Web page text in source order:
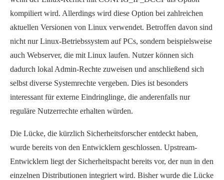
kompiliert wird. Allerdings wird diese Option bei zahlreichen
aktuellen Versionen von Linux verwendet. Betroffen davon sind
nicht nur Linux-Betriebssystem auf PCs, sondern beispielsweise
auch Webserver, die mit Linux laufen. Nutzer können sich
dadurch lokal Admin-Rechte zuweisen und anschließend sich
selbst diverse Systemrechte vergeben. Dies ist besonders
interessant für externe Eindringlinge, die anderenfalls nur
reguläre Nutzerrechte erhalten würden.
Die Lücke, die kürzlich Sicherheitsforscher entdeckt haben,
wurde bereits von den Entwicklern geschlossen. Upstream-
Entwicklern liegt der Sicherheitspacht bereits vor, der nun in den
einzelnen Distributionen integriert wird. Bisher wurde die Lücke